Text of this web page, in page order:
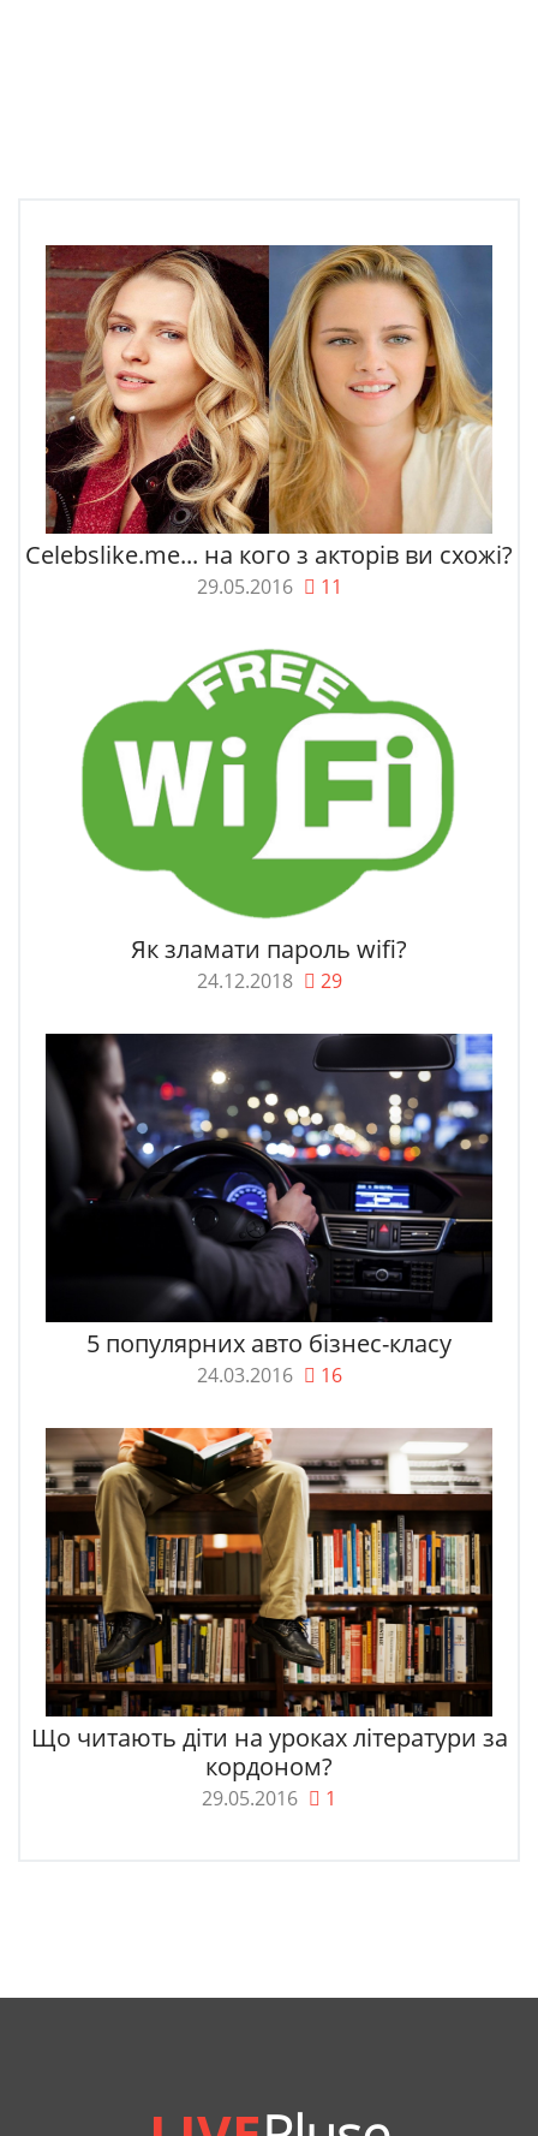
Celebslike.me... на кого з акторів ви схожі?
29.05.2016 11
Як зламати пароль wifi?
24.12.2018 29
5 популярних авто бізнес-класу
24.03.2016 16
Що читають діти на уроках літератури за
кордоном?
29.05.2016 1